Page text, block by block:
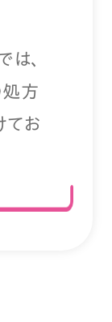
、
方
てお